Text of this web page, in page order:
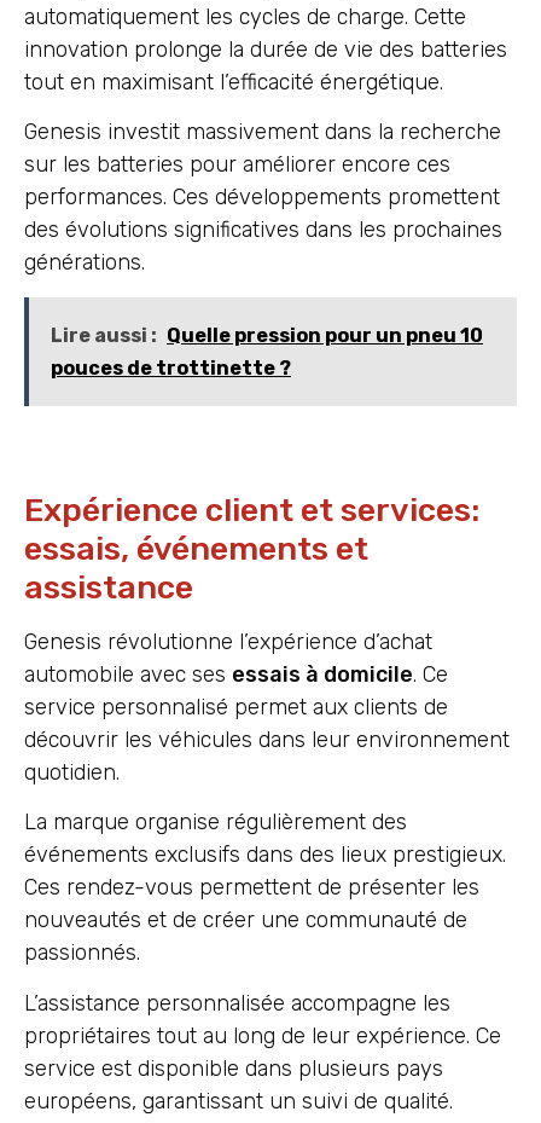
automatiquement les cycles de charge. Cette
innovation prolonge la durée de vie des batteries
tout en maximisant l’efficacité énergétique.
Genesis investit massivement dans la recherche
sur les batteries pour améliorer encore ces
performances. Ces développements promettent
des évolutions significatives dans les prochaines
générations.
Lire aussi : Quelle pression pour un pneu 10
pouces de trottinette ?
Expérience client et services:
essais, événements et
assistance
Genesis révolutionne l’expérience d’achat
automobile avec ses essais à domicile. Ce
service personnalisé permet aux clients de
découvrir les véhicules dans leur environnement
quotidien.
La marque organise régulièrement des
événements exclusifs dans des lieux prestigieux.
Ces rendez-vous permettent de présenter les
nouveautés et de créer une communauté de
passionnés.
L’assistance personnalisée accompagne les
propriétaires tout au long de leur expérience. Ce
service est disponible dans plusieurs pays
européens, garantissant un suivi de qualité.